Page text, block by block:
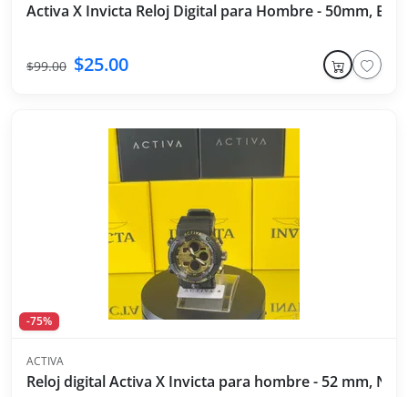
Activa X Invicta Reloj Digital para Hombre - 50mm,
$99.00 $25.00
-75%
ACTIVA
Reloj digital Activa X Invicta para hombre - 52 mm,